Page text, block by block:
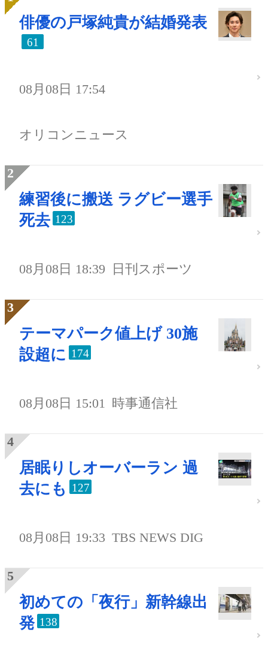
俳優の戸塚純貴が結婚発表
61
08月08日 17:54
オリコンニュース
練習後に搬送 ラグビー選手
死去 123
08月08日 18:39 日刊スポーツ
テーマパーク値上げ 30施
設超に 174
08月08日 15:01 時事通信社
居眠りしオーバーラン 過
去にも
127
08月08日 19:33 TBS NEWS DIG
初めての「夜行」新幹線出
発 138